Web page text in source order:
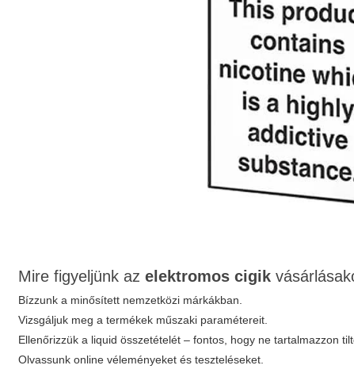
Mire figyeljünk azelektromos cigik
Bízzunk a minősített nemzetközi márkákban.
Vizsgáljuk meg a termékek műszaki paramétereit.
Ellenőrizzük a liquid összetételét – fontos, hogy ne tartalmazzon
Olvassunk online véleményeket és teszteléseket.